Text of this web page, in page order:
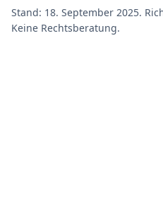
Stand: 18. September 2025.
Keine Rechtsberatung.